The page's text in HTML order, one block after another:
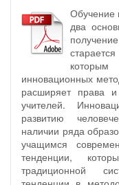
Обучение
два
инновационных
расширяет права
учителей.
развитию
наличии ряда
учащимся
тенденции,
традиционной